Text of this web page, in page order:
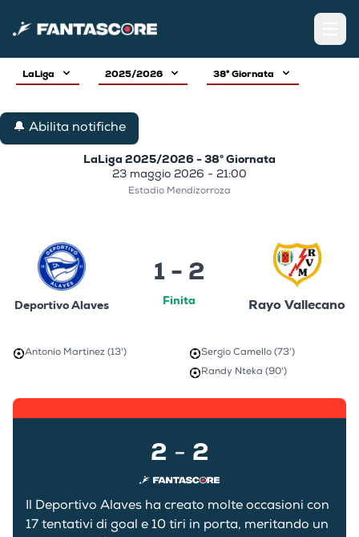
LaLiga 2025/2026 38° Giornata
🔔 Abilita notifiche
LaLiga 2025/2026 - 38° Giornata
23 maggio 2026 - 21:00
Estadio Mendizorroza
Deportivo Alaves
1 - 2
Finita Rayo Vallecano
Antonio Martinez (13')
Sergio Camello (73')
Randy Nteka (90')
2 - 2
Il Deportivo Alaves ha creato molte occasioni con
17 tentativi di goal e 10 tiri in porta, meritando un